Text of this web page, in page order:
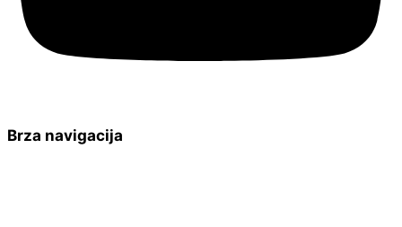
Brza navigacija